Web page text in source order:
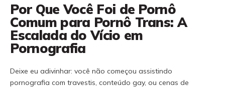
Por Que Você Foi de Pornô
Comum para Pornô Trans: A
Escalada do Vício em
Pornografia
Deixe eu adivinhar: você não começou assistindo
pornografia com travestis, conteúdo gay, ou cenas de